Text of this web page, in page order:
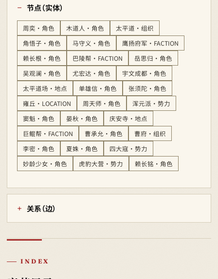
节点（实体）
周奕 · 角色 木道人 · 角色
太平道 · 组织
角悟子 · 角色
马守义 · 角色
鹰扬府军 · FACTION
赖长根 · 角色
巴陵帮 · FACTION
岳思归 · 角色
吴观澜 · 角色
尤宏达 · 角色
宇文成都 · 角色
太平道场 · 地点
单雄信 · 角色
张须陀 · 角色
雍丘 · LOCATION
周天师 · 角色
浑元派 · 势力
窦魁 · 角色
晏秋 · 角色
庆安寺 · 地点
巨鲲帮 · FACTION
曹承允 · 角色
曹府 · 组织
李密 · 角色
夏姝 · 角色
四大寇 · 势力
妙龄少女 · 角色
虎豹大营 · 势力 赖长铭 · 角色
关系（边）
INDEX